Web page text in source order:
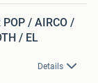
/ AIRCO /
/ EL
Details